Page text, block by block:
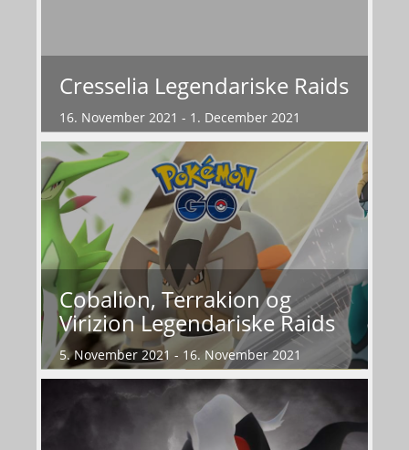
Cresselia Legendariske Raids
16. November 2021 - 1. December 2021
Cobalion, Terrakion og
Virizion Legendariske Raids
5. November 2021 - 16. November 2021